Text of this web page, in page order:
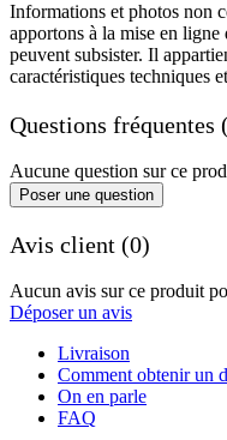
Informations et photos non
apportons à la mise en
peuvent subsister. Il
caractéristiques techniques
Questions fréquentes
Aucune question sur ce
Poser une question
Avis client (0)
Aucun avis sur ce produit
Déposer un avis
Livraison
Comment obtenir un
On en parle
FAQ